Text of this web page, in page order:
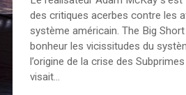
des critiques acerbes contre les
système américain. The Big
bonheur les vicissitudes du
l’origine de la crise des
visait…